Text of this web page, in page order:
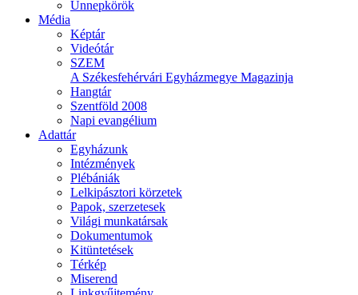
Ünnepkörök
Média
Képtár
Videótár
SZEM
A Székesfehérvári Egyházmegye Magazinja
Hangtár
Szentföld 2008
Napi evangélium
Adattár
Egyházunk
Intézmények
Plébániák
Lelkipásztori körzetek
Papok, szerzetesek
Világi munkatársak
Dokumentumok
Kitüntetések
Térkép
Miserend